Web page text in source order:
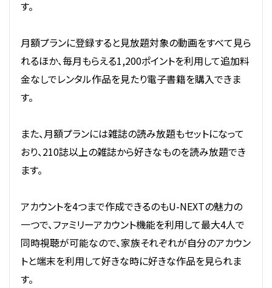
す。
月額プランに登録すると見放題対象の動画をすべて見ら
れるほか、毎月もらえる1,200ポイントを利用して追加料
金なしでレンタル作品を見たり電子書籍を購入できま
す。
また、月額プランには雑誌の読み放題もセットになって
おり、210誌以上の雑誌から好きなものを読み放題でき
ます。
アカウントを4つまで作成できるのもU-NEXTの魅力の
一つで、ファミリーアカウント機能を利用して最大4人で
同時視聴が可能なので、家族それぞれが自分のアカウン
トと端末を利用して好きな時に好きな作品を見られま
す。